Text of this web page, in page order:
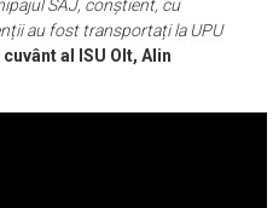
SAJ, conștient, cu
au fost transportați la UPU
al ISU Olt, Alin